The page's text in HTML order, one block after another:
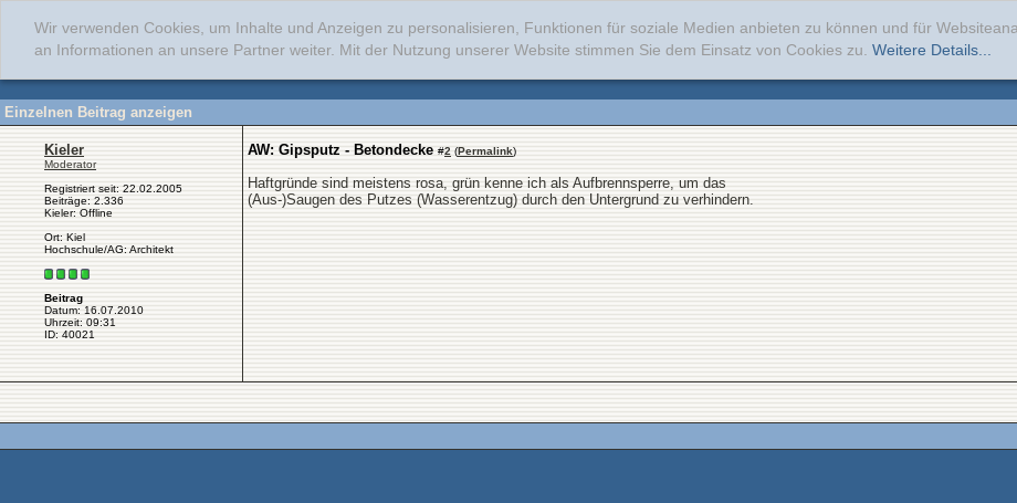
Wir verwenden Cookies, um Inhalte und Anzeigen zu personalisieren, Funktionen für soziale Medien anbieten zu können und für
an Informationen an unsere Partner weiter. Mit der Nutzung unserer Website stimmen Sie dem Einsatz von Cookies zu. Weitere Details...
Einzelnen Beitrag anzeigen
Kieler
Moderator
Registriert seit: 22.02.2005
Beiträge: 2.336
Kieler: Offline
Ort: Kiel
Hochschule/AG: Architekt
Beitrag
Datum: 16.07.2010
Uhrzeit: 09:31
ID: 40021
AW: Gipsputz - Betondecke #2 (Permalink)
Haftgründe sind meistens rosa, grün kenne ich als Aufbrennsperre, um das
(Aus-)Saugen des Putzes (Wasserentzug) durch den Untergrund zu verhindern.